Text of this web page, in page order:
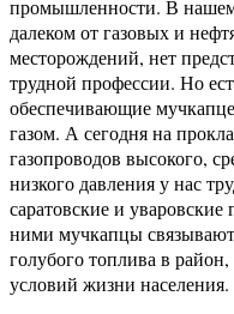
промышленности. В
далеком от газовых и
месторождений, нет
трудной профессии. Но
обеспечивающие
газом. А сегодня на
газопроводов высокого,
низкого давления у нас
саратовские и уваровские
ними мучкапцы
голубого топлива в
условий жизни населения.